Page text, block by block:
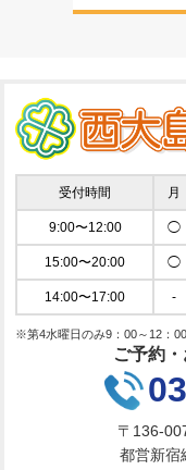
受付時間 月
9:00〜12:00 ◯
15:00〜20:00 ◯
14:00〜17:00 -
※第4水曜日のみ9：00～12：
ご予約
〒136-
都営新宿